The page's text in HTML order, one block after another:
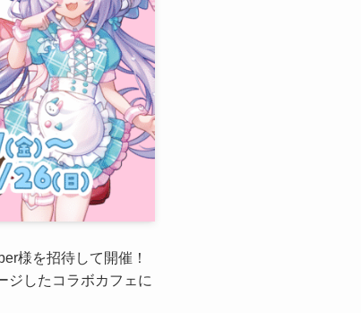
様を招待して開催！
ジしたコラボカフェに